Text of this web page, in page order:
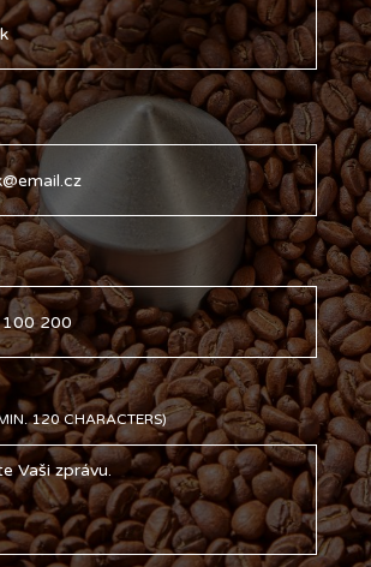
120 CHARACTERS)